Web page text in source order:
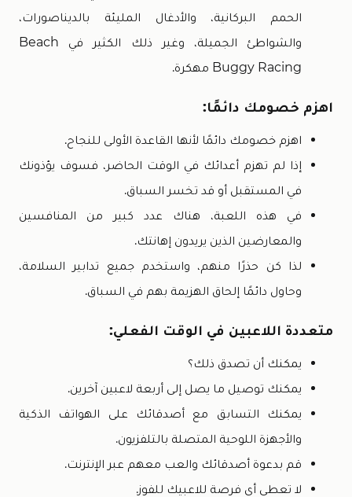
الحمم البركانية، والأدغال المليئة بالديناصورات،
والشواطئ الجميلة، وغير ذلك الكثير في Beach
Buggy Racing مهكرة.
اهزم خصومك دائمًا:
اهزم خصومك دائمًا لأنها القاعدة الأولى للنجاح.
إذا لم تهزم أعدائك في الوقت الحاضر، فسوف يؤذونك
في المستقبل أو قد تخسر السباق.
في هذه اللعبة، هناك عدد كبير من المنافسين
والمعارضين الذين يريدون إهانتك.
لذا كن حذرًا منهم، واستخدم جميع تدابير السلامة،
وحاول دائمًا إلحاق الهزيمة بهم في السباق.
متعددة اللاعبين في الوقت الفعلي:
يمكنك أن تصدق ذلك؟
يمكنك توصيل ما يصل إلى أربعة لاعبين آخرين.
يمكنك التسابق مع أصدقائك على الهواتف الذكية
والأجهزة اللوحية المتصلة بالتلفزيون.
قم بدعوة أصدقائك والعب معهم عبر الإنترنت.
لا تعطي أي فرصة للاعبيك للفوز.